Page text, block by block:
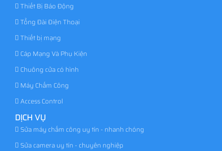
Thiết Bị Báo Động
Tổng Đài Điện Thoại
Thiết bị mạng
Cáp Mạng Và Phụ Kiện
Chuông cửa có hình
Máy Chấm Công
Access Control
DỊCH VỤ
Sửa máy chấm công uy tín - nhanh chóng
Sửa camera uy tín - chuyên nghiệp